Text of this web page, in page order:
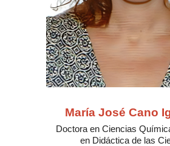
María José Cano
Doctora en Ciencias
en Didáctica de las